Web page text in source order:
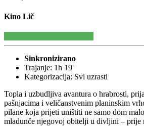
Kino Lič
Sinkronizirano
Trajanje: 1h 19'
Kategorizacija: Svi uzrasti
Topla i uzbudljiva avantura o hrabrosti,
pašnjacima i veličanstvenim planinskim
pilane koja prijeti uništiti ne samo dom
mladunče njegovoj obitelji u divljini – prije